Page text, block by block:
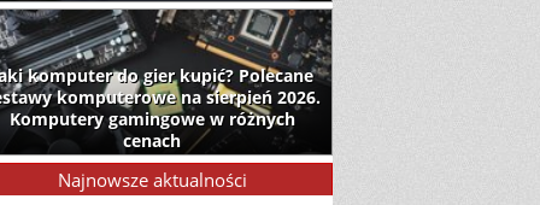
komputer do gier kupić? Polecane
komputerowe na sierpień 2026.
Komputery gamingowe w różnych
cenach
Najnowsze aktualności